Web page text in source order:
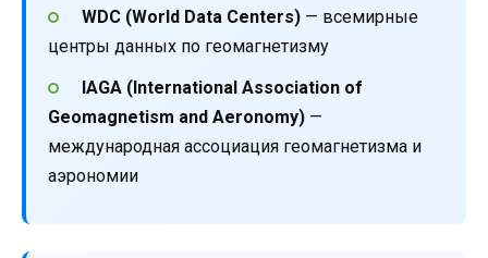
WDC (World Data Centers)— всемирные
центры данных по геомагнетизму
IAGA (International Association of
Geomagnetism and Aeronomy) —
международная ассоциация геомагнетизма и
аэрономии